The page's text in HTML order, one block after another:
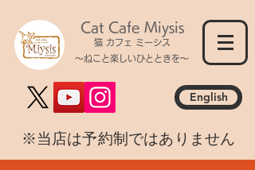
Cat Cafe Miysis
猫 カフェ ミーシス
～ねこと楽しいひとときを～
English
​※当店は予約制ではありません